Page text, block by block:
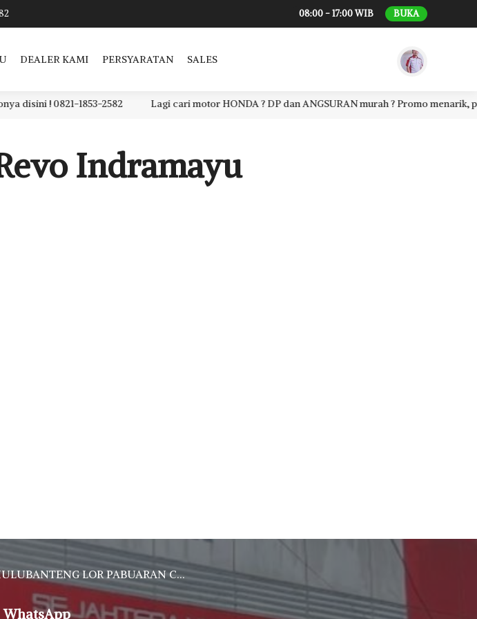
08:00 - 17:00 WIB BUKA
DEALER KAMI PERSYARATAN SALES
! 0821-1853-2582 Lagi cari motor HONDA ? DP dan ANGSURAN murah ? Promo menarik,
Indramayu
Ds. Babakan gebang cirebon Gebang udik cirebon Ciledug cirebon Karang wareng cirebon
WhatsApp